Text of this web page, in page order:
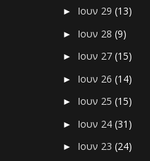
► Ιουν 29(13)
► Ιουν 28(9)
► Ιουν 27(15)
► Ιουν 26(14)
► Ιουν 25(15)
► Ιουν 24(31)
► Ιουν 23(24)